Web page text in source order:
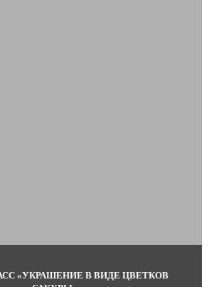
«УКРАШЕНИЕ В ВИДЕ ЦВЕТКОВ